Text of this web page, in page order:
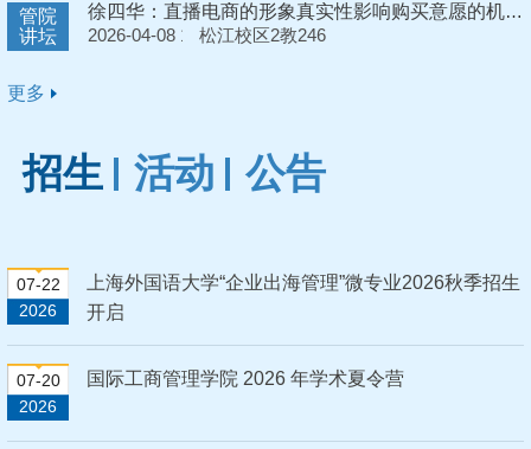
管院
讲坛
徐四华：直播电商的形象真实性影响购买意愿的机制研究
2026-04-08 16:00:00松江校区2教246
更多
招生 活动 公告
07-22
2026
上海外国语大学“企业出海管理”微专业2026秋季招生
开启
07-20
2026
国际工商管理学院 2026 年学术夏令营